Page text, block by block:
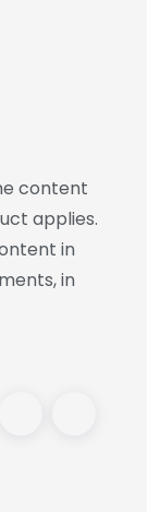
content
applies.
in
in